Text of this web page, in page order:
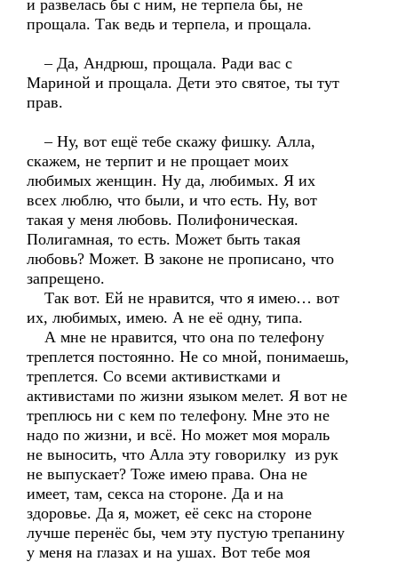
и развелась бы с ним, не терпела бы, не
прощала. Так ведь и терпела, и прощала.
– Да, Андрюш, прощала. Ради вас с
Мариной и прощала. Дети это святое, ты тут
прав.
– Ну, вот ещё тебе скажу фишку. Алла,
скажем, не терпит и не прощает моих
любимых женщин. Ну да, любимых. Я их
всех люблю, что были, и что есть. Ну, вот
такая у меня любовь. Полифоническая.
Полигамная, то есть. Может быть такая
любовь? Может. В законе не прописано, что
запрещено.
Так вот. Ей не нравится, что я имею… вот
их, любимых, имею. А не её одну, типа.
А мне не нравится, что она по телефону
треплется постоянно. Не со мной, понимаешь,
треплется. Со всеми активистками и
активистами по жизни языком мелет. Я вот не
треплюсь ни с кем по телефону. Мне это не
надо по жизни, и всё. Но может моя мораль
не выносить, что Алла эту говорилку из рук
не выпускает? Тоже имею права. Она не
имеет, там, секса на стороне. Да и на
здоровье. Да я, может, её секс на стороне
лучше перенёс бы, чем эту пустую трепанину
у меня на глазах и на ушах. Вот тебе моя